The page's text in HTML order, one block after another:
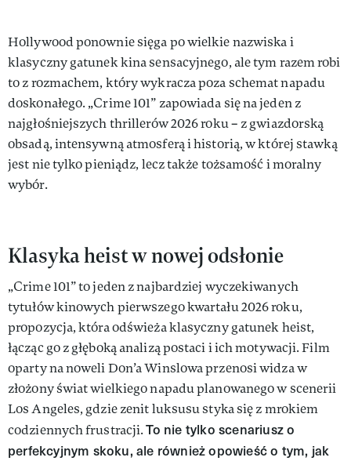
Hollywood ponownie sięga po wielkie nazwiska i
klasyczny gatunek kina sensacyjnego, ale tym razem robi
to z rozmachem, który wykracza poza schemat napadu
doskonałego. „Crime 101” zapowiada się na jeden z
najgłośniejszych thrillerów 2026 roku – z gwiazdorską
obsadą, intensywną atmosferą i historią, w której stawką
jest nie tylko pieniądz, lecz także tożsamość i moralny
wybór.
Klasyka heist w nowej odsłonie
„Crime 101” to jeden z najbardziej wyczekiwanych
tytułów kinowych pierwszego kwartału 2026 roku,
propozycja, która odświeża klasyczny gatunek heist,
łącząc go z głęboką analizą postaci i ich motywacji. Film
oparty na noweli Don’a Winslowa przenosi widza w
złożony świat wielkiego napadu planowanego w scenerii
Los Angeles, gdzie zenit luksusu styka się z mrokiem
codziennych frustracji.To nie tylko scenariusz o
perfekcyjnym skoku, ale również opowieść o tym, jak